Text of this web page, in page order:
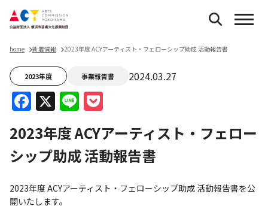
home 新着情報 2023年度 ACYアーティスト・フェローシップ助成 活動報告書
2023年度 事業報告書 2024.03.27
Facebook
X Line
2023年度 ACYアーティスト・フェロー
シップ助成 活動報告書
2023年度 ACYアーティスト・フェローシップ助成 活動報告書を公
開いたします。